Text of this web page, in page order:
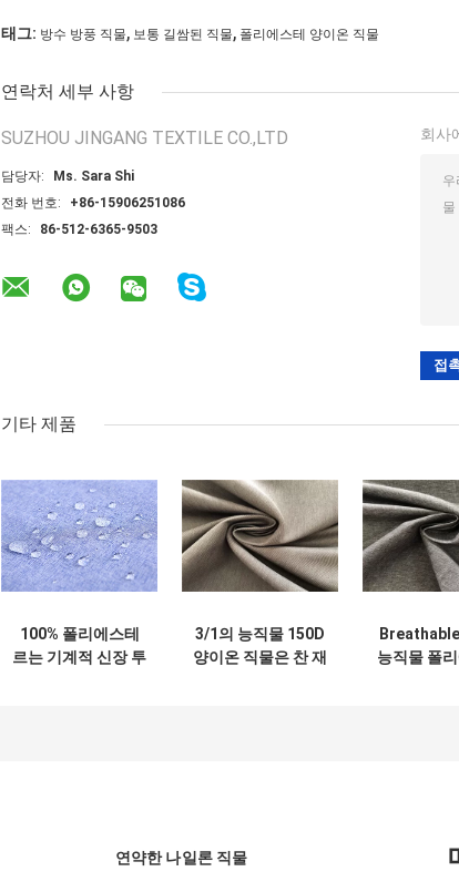
태그: 방수 방풍 직물, 보통 길쌈된 직물, 폴리에스테 양이온 직물
연락처 세부 사항
SUZHOU JINGANG TEXTILE CO.,LTD
담당자:
Ms. Sara Shi
전화 번호:
+86-15906251086
팩스:
86-512-6365-9503
회사
기타 제품
100% 폴리에스테
르는 기계적 신장 투
3/1의 능직물 150D
양이온 직물은 찬 재
능직물 폴
연약한 나일론 직물